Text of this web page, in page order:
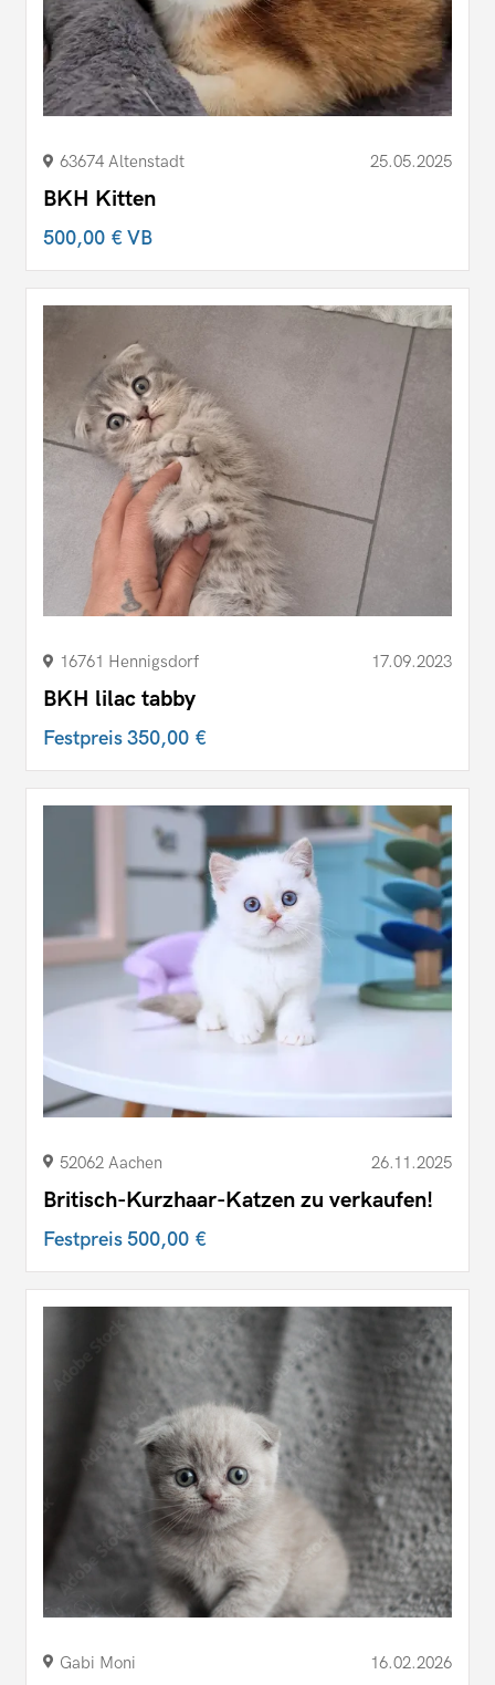
63674 Altenstadt 25.05.2025
BKH Kitten
500,00 €VB
16761 Hennigsdorf 17.09.2023
BKH lilac tabby
Festpreis350,00 €
52062 Aachen 26.11.2025
Britisch-Kurzhaar-Katzen zu verkaufen!
Festpreis500,00 €
Gabi Moni 16.02.2026